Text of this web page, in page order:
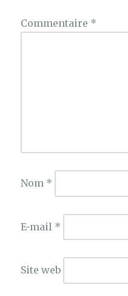
Commentaire *
Nom *
E-mail *
Site web